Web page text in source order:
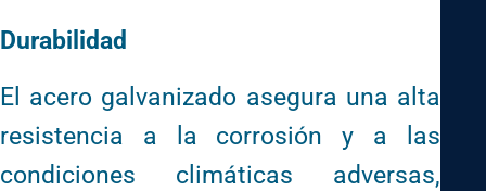
Durabilidad
El acero galvanizado asegura una alta
resistencia a la corrosión y a las
condiciones climáticas adversas,